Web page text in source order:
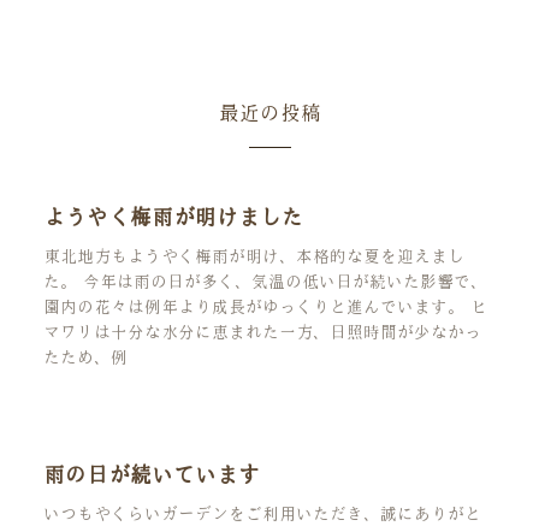
最近の投稿
ようやく梅雨が明けました
東北地方もようやく梅雨が明け、本格的な夏を迎えまし
た。 今年は雨の日が多く、気温の低い日が続いた影響で、
園内の花々は例年より成長がゆっくりと進んでいます。 ヒ
マワリは十分な水分に恵まれた一方、日照時間が少なかっ
たため、例
雨の日が続いています
いつもやくらいガーデンをご利用いただき、誠にありがと